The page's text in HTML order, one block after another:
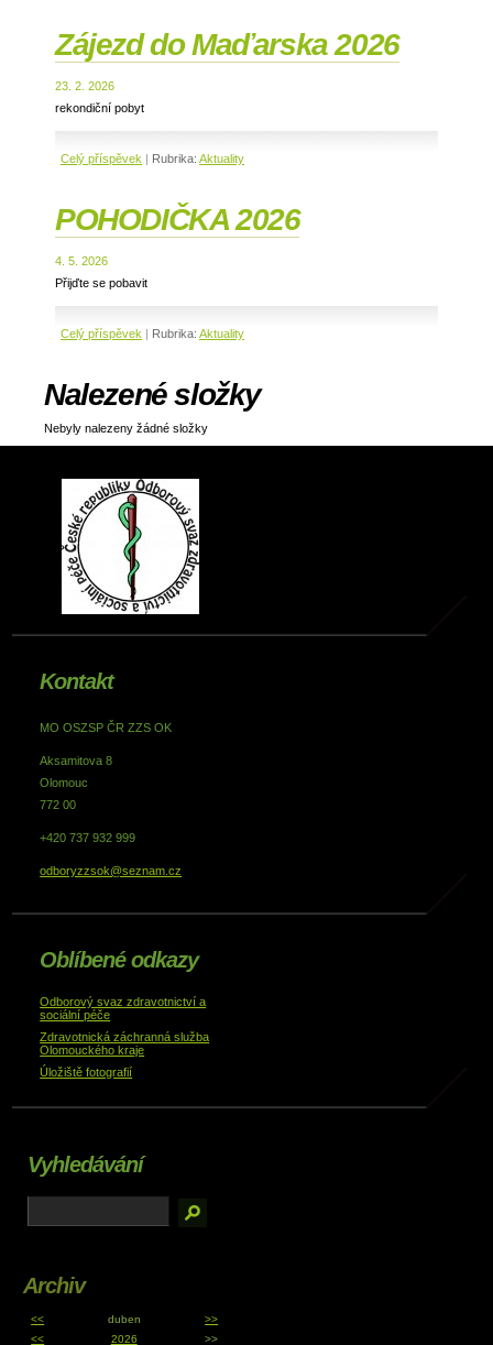
Zájezd do Maďarska 2026
23. 2. 2026
rekondiční pobyt
Celý příspěvek | Rubrika: Aktuality
POHODIČKA 2026
4. 5. 2026
Přijďte se pobavit
Celý příspěvek | Rubrika: Aktuality
Nalezené složky
Nebyly nalezeny žádné složky
Kontakt
MO OSZSP ČR ZZS OK
Aksamitova 8
Olomouc
772 00
+420 737 932 999
odboryzzsok@seznam.cz
Oblíbené odkazy
Odborový svaz zdravotnictví a
sociální péče
Zdravotnická záchranná služba
Olomouckého kraje
Úložiště fotografií
Vyhledávání
Archiv
<< duben
>>
<<
2026 >>